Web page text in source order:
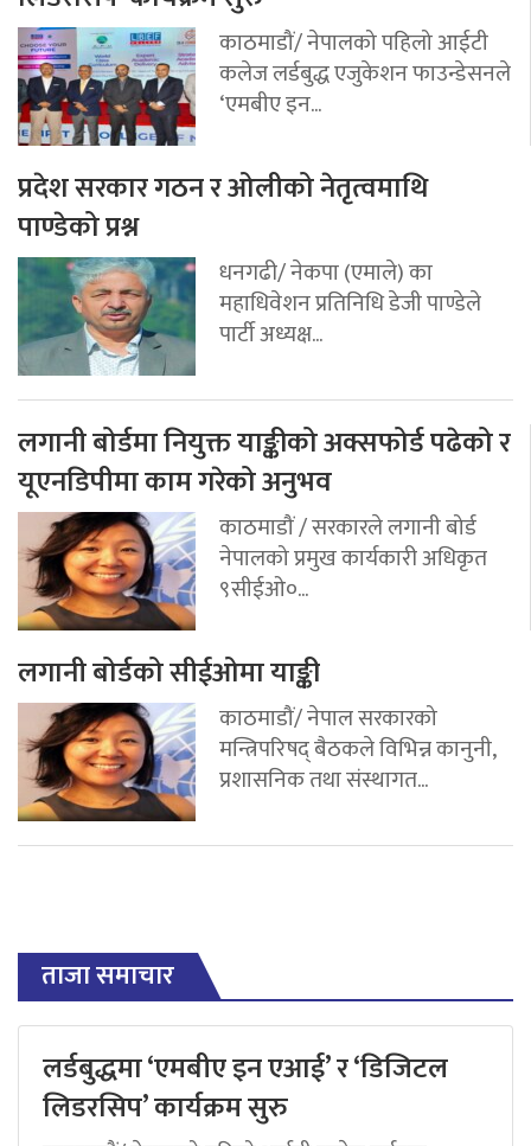
काठमाडौं/ नेपालको पहिलो आईटी
कलेज लर्डबुद्ध एजुकेशन फाउन्डेसनले
‘एमबीए इन...
प्रदेश सरकार गठन र ओलीको नेतृत्वमाथि
पाण्डेको प्रश्न
धनगढी/ नेकपा (एमाले) का
महाधिवेशन प्रतिनिधि डेजी पाण्डेले
पार्टी अध्यक्ष...
लगानी बोर्डमा नियुक्त याङ्कीको अक्सफोर्ड पढेको र
यूएनडिपीमा काम गरेको अनुभव
काठमाडौं / सरकारले लगानी बोर्ड
नेपालको प्रमुख कार्यकारी अधिकृत
९सीईओ०...
लगानी बोर्डको सीईओमा याङ्की
काठमाडौं/ नेपाल सरकारको
मन्त्रिपरिषद् बैठकले विभिन्न कानुनी,
प्रशासनिक तथा संस्थागत...
ताजा समाचार
लर्डबुद्धमा ‘एमबीए इन एआई’ र ‘डिजिटल
लिडरसिप’ कार्यक्रम सुरु